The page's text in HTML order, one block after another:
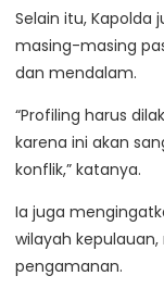
Selain itu,
masing-masing
dan mendalam.
“Profiling harus
karena ini akan
konflik,” katanya.
Ia juga
wilayah
pengamanan.